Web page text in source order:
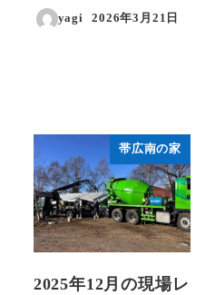
yagi
投稿日
2026年3月21日
帯広南の家
2025年12月の現場レ